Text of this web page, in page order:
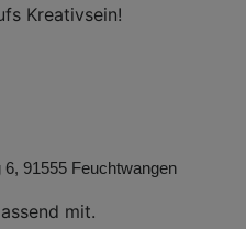
Kreativsein!
91555 Feuchtwangen
mit.